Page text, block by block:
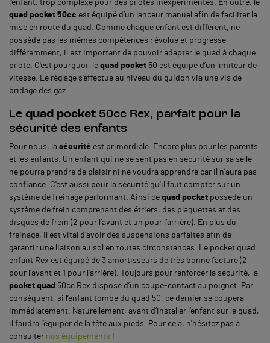
l'enfant, trop complexe pour des pilotes inexpérimentés. En outre, le
quad pocket 50cc est équipé d’un lanceur manuel afin de faciliter la
mise en route du quad. Comme chaque enfant est différent, ne
possède pas les mêmes compétences ; évolue et progresse
différemment, il est important de pouvoir adapter le quad à chaque
pilote. C'est pourquoi, le quad pocket 50 est équipé d’un limiteur de
vitesse. Le réglage s’effectue au niveau du guidon via une vis de
bridage des gaz.
Le quad pocket 50cc Rex, parfait pour la
sécurité des enfants
Pour nous, la sécurité est primordiale. Encore plus pour les parents
et les enfants. Un enfant qui ne se sent pas en sécurité sur sa selle
ne pourra prendre de plaisir ni ne voudra apprendre car il n’aura pas
confiance. C'est aussi pour la sécurité qu'il faut compter sur un
système de freinage performant. Ainsi ce quad pocket possède un
système de frein comprenant des étriers, des plaquettes et des
disques de frein (2 pour l’avant et un pour l’arrière). En plus du
freinage, il est vital d’avoir des suspensions parfaites afin de
garantir une liaison au sol en toutes circonstances. Le pocket quad
enfant Rex est équipé de 3 amortisseurs de très bonne facture (2
pour l’avant et 1 pour l’arrière). Toujours pour renforcer la sécurité, la
pocket quad 50cc Rex dispose d’un coupe-contact au poignet. Par
conséquent, si l’enfant tombe du quad 50, ce dernier se coupera
immédiatement. Naturellement, avant d’installer l’enfant sur le quad,
il faudra l’équiper de la tête aux pieds. Pour cela, n'hésitez pas à
consulter nos équipements !